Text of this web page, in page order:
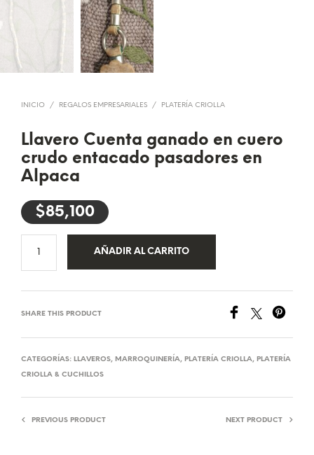
INICIO / REGALOS EMPRESARIALES / PLATERÍA CRIOLLA
Llavero Cuenta ganado en cuero
crudo entacado pasadores en
Alpaca
$85,100
AÑADIR AL CARRITO
SHARE THIS PRODUCT
CATEGORÍAS: LLAVEROS, MARROQUINERÍA, PLATERÍA CRIOLLA, PLATERÍA
CRIOLLA & CUCHILLOS
PREVIOUS PRODUCT NEXT PRODUCT